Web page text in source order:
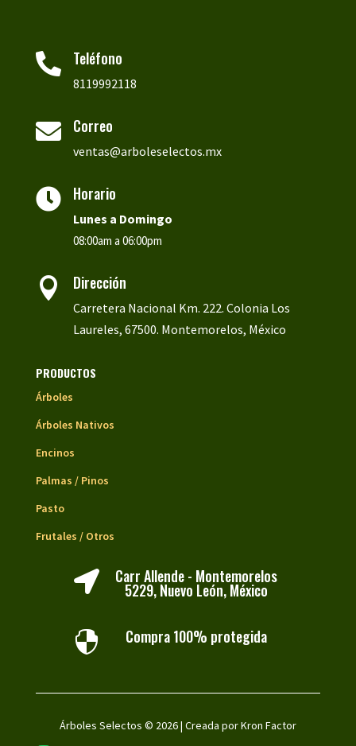
 Teléfono
8119992118
 Correo
ventas@arboleselectos.mx
 Horario
Lunes a Domingo
08:00am a 06:00pm
 Dirección
Carretera Nacional Km. 222. Colonia Los
Laureles, 67500. Montemorelos, México
PRODUCTOS
Árboles
Árboles Nativos
Encinos
Palmas / Pinos
Pasto
Frutales / Otros
 Carr Allende - Montemorelos
5229, Nuevo León, México
 Compra 100% protegida
Árboles Selectos © 2026 | Creada porKron Factor